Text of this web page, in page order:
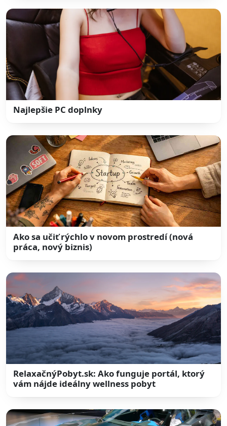
Najlepšie PC doplnky
Ako sa učiť rýchlo v novom prostredí (nová
práca, nový biznis)
RelaxačnýPobyt.sk: Ako funguje portál, ktorý
vám nájde ideálny wellness pobyt